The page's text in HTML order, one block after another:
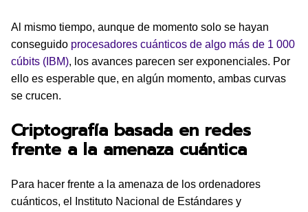
Al mismo tiempo, aunque de momento solo se hayan
conseguido procesadores cuánticos de algo más de 1 000
cúbits (IBM), los avances parecen ser exponenciales. Por
ello es esperable que, en algún momento, ambas curvas
se crucen.
Criptografía basada en redes
frente a la amenaza cuántica
Para hacer frente a la amenaza de los ordenadores
cuánticos, el Instituto Nacional de Estándares y